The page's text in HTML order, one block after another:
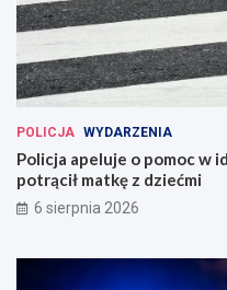
POLICJA WYDARZENIA
Policja apeluje o pomoc w
potrącił matkę z dziećmi
6 sierpnia 2026